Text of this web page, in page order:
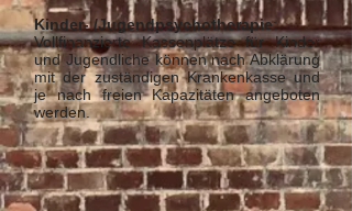
Kinder- /Jugendpsychotherapie:
Vollfinanzierte Kassenplätze für Kinder
und Jugendliche können nach Abklärung
mit der zuständigen Krankenkasse und
je nach freien Kapazitäten angeboten
werden.